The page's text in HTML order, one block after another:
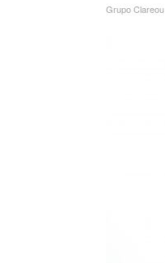
Grupo Clareou